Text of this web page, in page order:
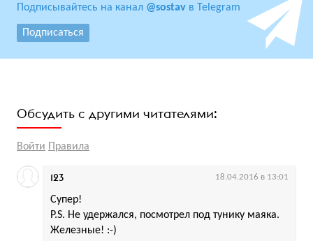
Подписывайтесь на канал @sostav в Telegram
Подписаться
Обсудить с другими читателями:
Войти Правила
Супер!
P.S. Не удержался, посмотрел под тунику маяка.
Железные! :-)
123 18.04.2016 в 13:01